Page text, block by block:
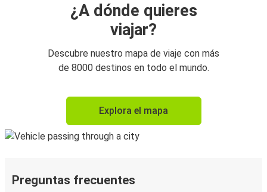
¿A dónde quieres
viajar?
Descubre nuestro mapa de viaje con más
de 8000 destinos en todo el mundo.
Explora el mapa
Preguntas frecuentes